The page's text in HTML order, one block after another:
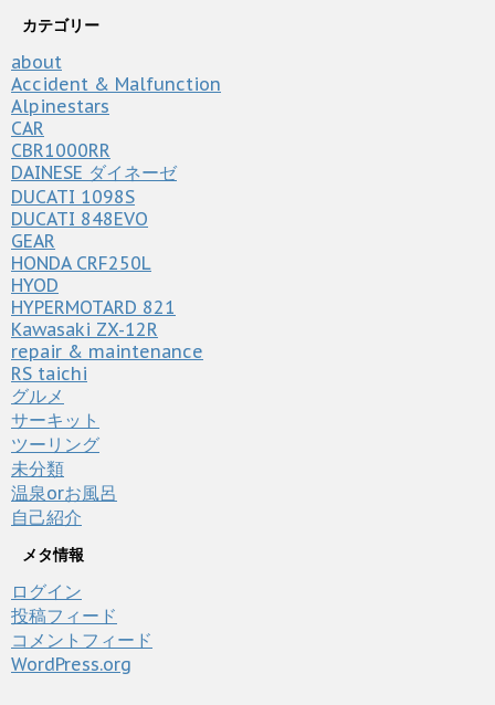
カテゴリー
about
Accident & Malfunction
Alpinestars
CAR
CBR1000RR
DAINESE ダイネーゼ
DUCATI 1098S
DUCATI 848EVO
GEAR
HONDA CRF250L
HYOD
HYPERMOTARD 821
Kawasaki ZX-12R
repair & maintenance
RS taichi
グルメ
サーキット
ツーリング
未分類
温泉orお風呂
自己紹介
メタ情報
ログイン
投稿フィード
コメントフィード
WordPress.org